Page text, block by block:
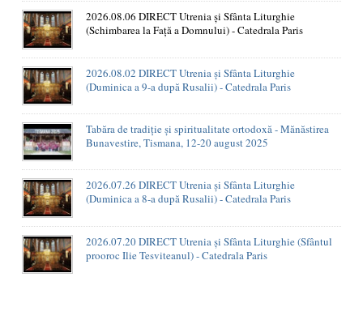
2026.08.06 DIRECT Utrenia și Sfânta Liturghie
(Schimbarea la Față a Domnului) - Catedrala Paris
2026.08.02 DIRECT Utrenia și Sfânta Liturghie
(Duminica a 9-a după Rusalii) - Catedrala Paris
Tabăra de tradiție și spiritualitate ortodoxă - Mănăstirea
Bunavestire, Tismana, 12-20 august 2025
2026.07.26 DIRECT Utrenia și Sfânta Liturghie
(Duminica a 8-a după Rusalii) - Catedrala Paris
2026.07.20 DIRECT Utrenia și Sfânta Liturghie (Sfântul
prooroc Ilie Tesviteanul) - Catedrala Paris